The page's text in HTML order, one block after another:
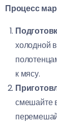
Процесс
холодной
к мясу.
смешайте